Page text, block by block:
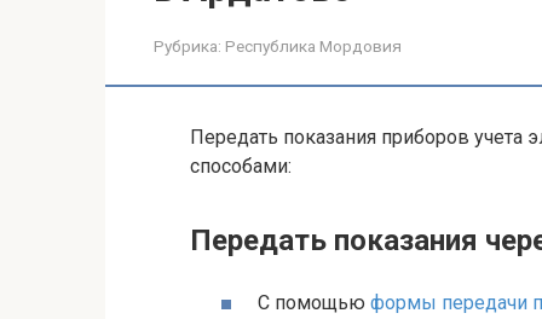
Рубрика: Республика Мордовия
Передать показания приборов
способами:
Передать показания
С помощью формы передачи